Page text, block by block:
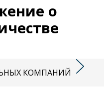
о
КОМПАНИЙ